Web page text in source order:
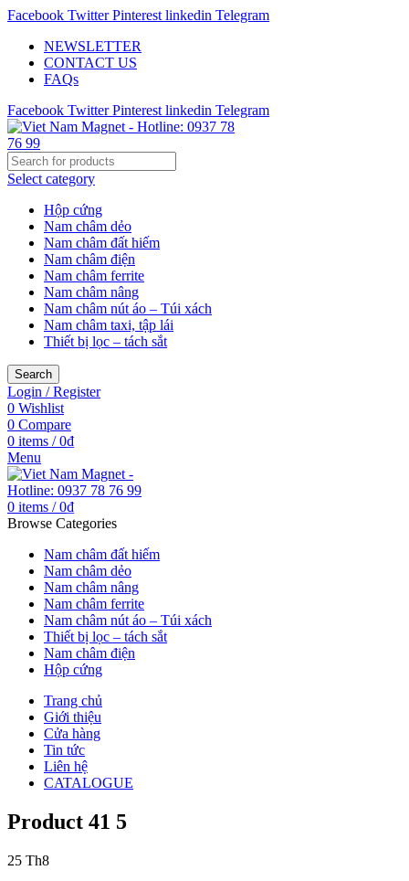
Facebook Twitter Pinterest linkedin Telegram
NEWSLETTER
CONTACT US
FAQs
Facebook Twitter Pinterest linkedin Telegram
Select category
Hộp cứng
Nam châm dẻo
Nam châm đất hiếm
Nam châm điện
Nam châm ferrite
Nam châm nâng
Nam châm nút áo – Túi xách
Nam châm taxi, tập lái
Thiết bị lọc – tách sắt
Search
Login / Register
0 Wishlist
0 Compare
0 items / 0₫
Menu
0 items / 0₫
Browse Categories
Nam châm đất hiếm
Nam châm dẻo
Nam châm nâng
Nam châm ferrite
Nam châm nút áo – Túi xách
Thiết bị lọc – tách sắt
Nam châm điện
Hộp cứng
Trang chủ
Giới thiệu
Cửa hàng
Tin tức
Liên hệ
CATALOGUE
Product 41 5
25 Th8